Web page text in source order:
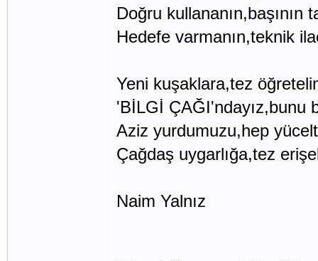
Doğru kullananın,başının
Hedefe varmanın,teknik
Yeni kuşaklara,tez
'BİLGİ ÇAĞI'ndayız,bunu
Aziz yurdumuzu,hep
Çağdaş uygarlığa,tez
Naim Yalnız